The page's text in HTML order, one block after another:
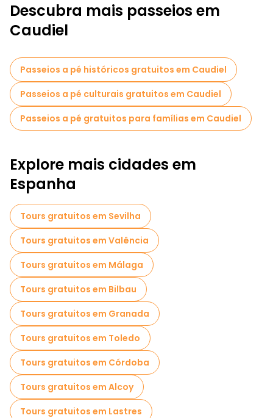
Descubra mais passeios em
Caudiel
Passeios a pé históricos gratuitos em Caudiel
Passeios a pé culturais gratuitos em Caudiel
Passeios a pé gratuitos para famílias em Caudiel
Explore mais cidades em
Espanha
Tours gratuitos em Sevilha
Tours gratuitos em Valência
Tours gratuitos em Málaga
Tours gratuitos em Bilbau
Tours gratuitos em Granada
Tours gratuitos em Toledo
Tours gratuitos em Córdoba
Tours gratuitos em Alcoy
Tours gratuitos em Lastres